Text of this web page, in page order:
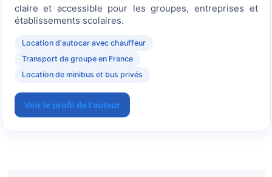
claire et accessible pour les groupes, entreprises et
établissements scolaires.
Location d'autocar avec chauffeur
Transport de groupe en France
Location de minibus et bus privés
Voir le profil de l'auteur